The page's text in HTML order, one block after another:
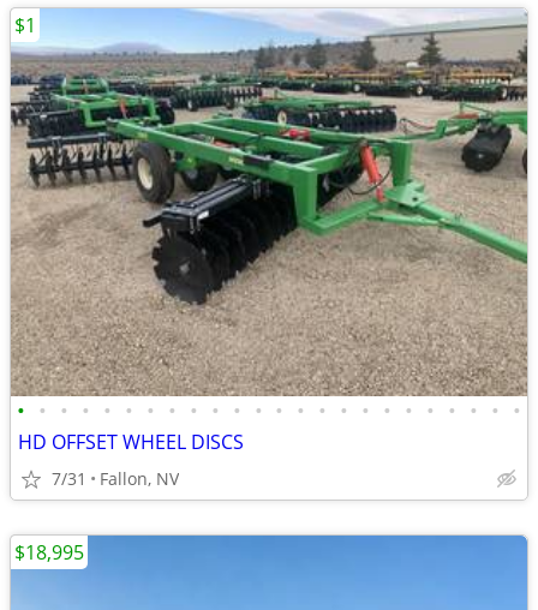
• • • • • • • • • • • • • • • • • • • • • • • •
HD OFFSET WHEEL DISCS
7/31 Fallon, NV
$1
$18,995